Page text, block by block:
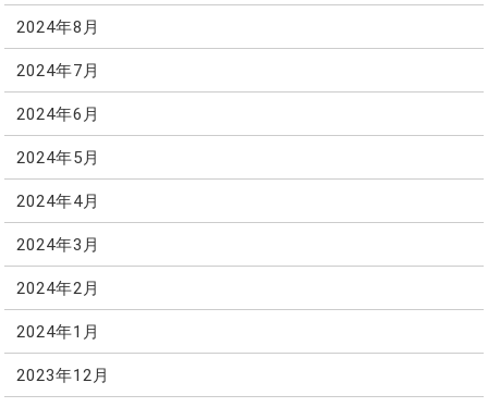
2024年8月
2024年7月
2024年6月
2024年5月
2024年4月
2024年3月
2024年2月
2024年1月
2023年12月